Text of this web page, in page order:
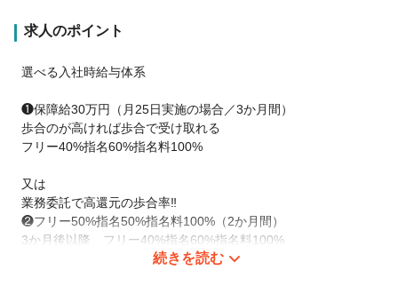
求人のポイント
選べる入社時給与体系
❶保障給30万円（月25日実施の場合／3か月間）
歩合のが高ければ歩合で受け取れる
フリー40%指名60%指名料100%
又は
業務委託で高還元の歩合率‼️
❷フリー50%指名50%指名料100%（2か月間）
3か月後以降、フリー40%指名60%指名料100%
続きを読む